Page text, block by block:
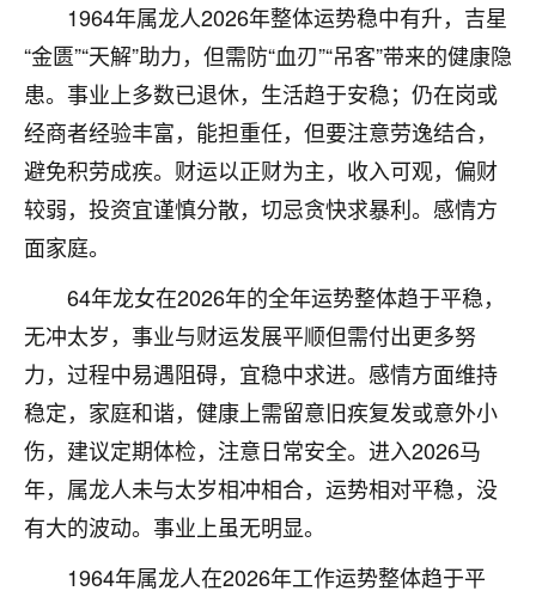
1964年属龙人2026年整体运势稳中有升，吉星
“金匮”“天解”助力，但需防“血刃”“吊客”带来的健康隐
患。事业上多数已退休，生活趋于安稳；仍在岗或
经商者经验丰富，能担重任，但要注意劳逸结合，
避免积劳成疾。财运以正财为主，收入可观，偏财
较弱，投资宜谨慎分散，切忌贪快求暴利。感情方
面家庭。
64年龙女在2026年的全年运势整体趋于平稳，
无冲太岁，事业与财运发展平顺但需付出更多努
力，过程中易遇阻碍，宜稳中求进。感情方面维持
稳定，家庭和谐，健康上需留意旧疾复发或意外小
伤，建议定期体检，注意日常安全。进入2026马
年，属龙人未与太岁相冲相合，运势相对平稳，没
有大的波动。事业上虽无明显。
1964年属龙人在2026年工作运势整体趋于平
果问题。今年以来，身体比以前好多，主要是心情好
了，老师说境随心转，现在深有体会了。
鹿森：是的，其实跟老师聊过之后，最大的感
触，首先就是心态会变好，万般皆是命，半点
不由人！
1天前 来自四川 9
金白水清
我也想找老师看看，有没有人给个联系方式的啊？
鹿森 ：慧来老师微信：gjsy0624
1天前 来自江西 12
青春168
我也想要，我也想要！
2天前 来自山西
Jessica李